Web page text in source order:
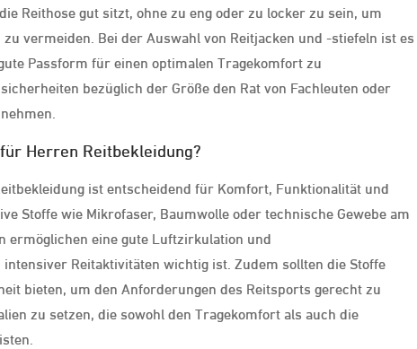
Reithose gut sitzt, ohne zu eng oder zu locker zu sein, um
vermeiden. Bei der Auswahl von Reitjacken und -stiefeln ist es
Passform für einen optimalen Tragekomfort zu
bezüglich der Größe den Rat von Fachleuten oder
Herren Reitbekleidung?
ist entscheidend für Komfort, Funktionalität und
Stoffe wie Mikrofaser, Baumwolle oder technische Gewebe am
ermöglichen eine gute Luftzirkulation und
Reitaktivitäten wichtig ist. Zudem sollten die Stoffe
bieten, um den Anforderungen des Reitsports gerecht zu
zu setzen, die sowohl den Tragekomfort als auch die